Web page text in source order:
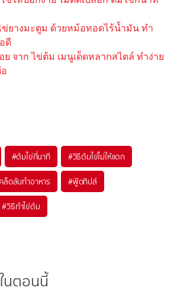
ข่ยางมะตูม ด้วยหม้อทอดไร้น้ำมัน ทำ
ดี
ย จาก ไข่ต้ม เมนูเด็ดหลากสไตล์ ทำง่าย
#ต้มไข่กี่นาที #วิธีต้มไข่ไม่ให้แตก
ล็ดลับทำอาหาร #ฟู้ดทิปส์
#วิธีทำไข่ต้ม
นตอนนี้